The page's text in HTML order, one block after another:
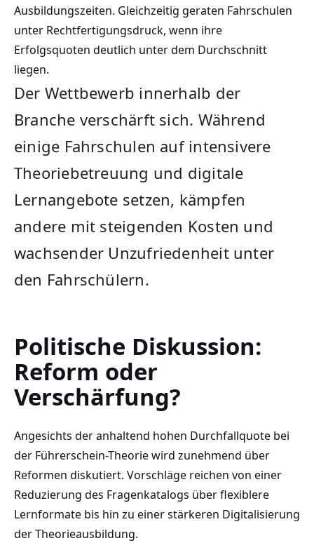
Ausbildungszeiten. Gleichzeitig geraten Fahrschulen
unter Rechtfertigungsdruck, wenn ihre
Erfolgsquoten deutlich unter dem Durchschnitt
liegen.
Der Wettbewerb innerhalb der
Branche verschärft sich. Während
einige Fahrschulen auf intensivere
Theoriebetreuung und digitale
Lernangebote setzen, kämpfen
andere mit steigenden Kosten und
wachsender Unzufriedenheit unter
den Fahrschülern.
Politische Diskussion:
Reform oder
Verschärfung?
Angesichts der anhaltend hohen Durchfallquote bei
der Führerschein-Theorie wird zunehmend über
Reformen diskutiert. Vorschläge reichen von einer
Reduzierung des Fragenkatalogs über flexiblere
Lernformate bis hin zu einer stärkeren Digitalisierung
der Theorieausbildung.